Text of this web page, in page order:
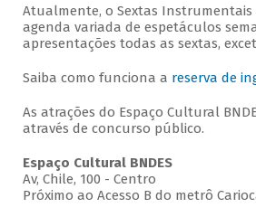
Atualmente, o Sextas
agenda variada de espetáculos
apresentações todas as sextas,
Saiba como funciona a reserva de
As atrações do Espaço Cultural
através de concurso público.
Espaço Cultural BNDES
Av, Chile, 100 - Centro
Próximo ao Acesso B do metrô